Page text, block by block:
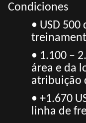
Condiciones
• USD
• 1.100 –
área e da
atribuição
• +1.670
linha de